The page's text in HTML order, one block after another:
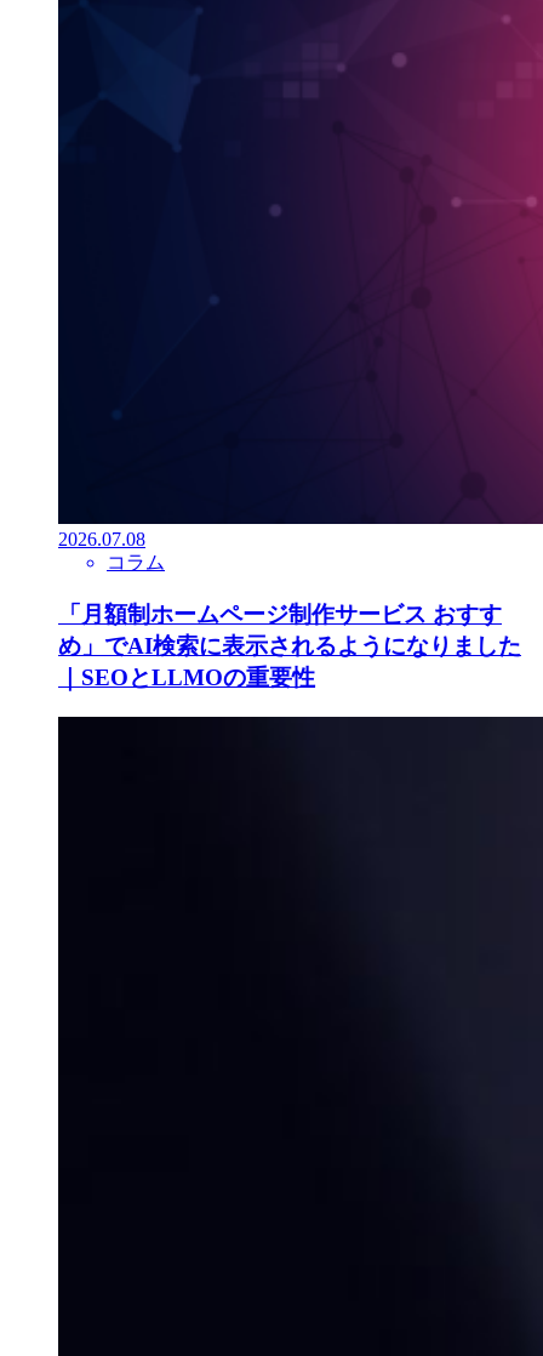
2026.07.08
コラム
「月額制ホームページ制作サービス おすす
め」でAI検索に表示されるようになりました
｜SEOとLLMOの重要性